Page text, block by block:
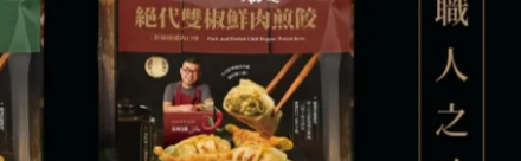
售價NT$499
加價購NT$399
糖奶霜樹幹年輪蛋糕 (冷凍) - ,cyberbiz,12